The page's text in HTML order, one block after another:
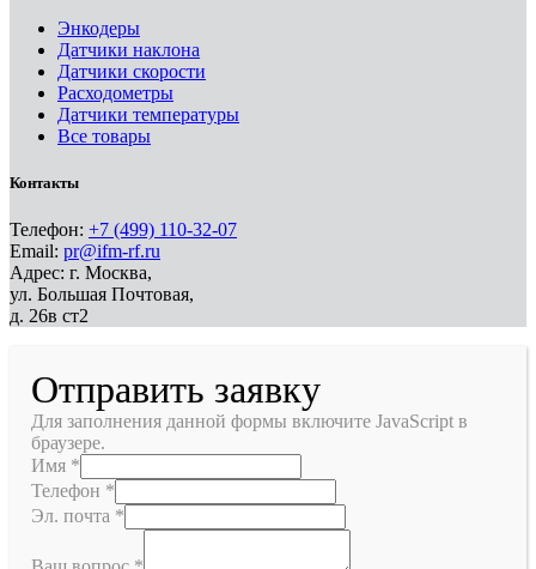
Энкодеры
Датчики наклона
Датчики скорости
Расходометры
Датчики температуры
Все товары
Контакты
Телефон: +7 (499) 110-32-07
Email: pr@ifm-rf.ru
Адрес: г. Москва,
ул. Большая Почтовая,
д. 26в ст2
Отправить заявку
Для заполнения данной формы включите JavaScript в
браузере.
Имя *
Телефон *
Эл. почта *